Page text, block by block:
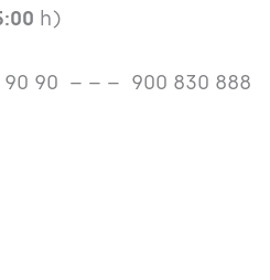
h)
90 90 – – – 900 830 888